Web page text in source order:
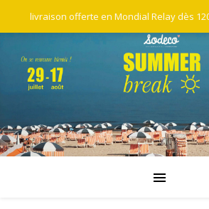
livraison offerte en Mondial Relay dès